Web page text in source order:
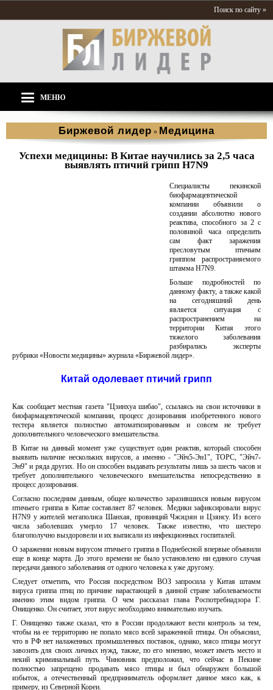
Поиск по сайту »
МЕНЮ
Биржевой лидер » Медицина
Успехи медицины: В Китае научились за 2,5 часа
выявлять птичий грипп H7N9
Специалисты пекинской
биофармацевтической
компании объявили о
создании абсолютно нового
реактива, способного за 2 с
половиной часа определить
сам факт заражения
пресловутым птичьим
гриппом распространяемого
штамма H7N9.
Больше подробностей по
данному факту, а также какой
на сегодняшний день
является ситуация с
распространением на
территории Китая этого
тяжелого заболевания
разбирались эксперты
рубрики «Новости медицины» журнала «Биржевой лидер».
Китай одолевает птичий грипп
Как сообщает местная газета "Цзинхуа шибао", ссылаясь на свои источники в
биофармацевтической компании, процесс дозирования изобретенного нового
тестера является полностью автоматизированным и совсем не требует
дополнительного человеческого вмешательства.
В Китае на данный момент уже существует один реактив, который способен
выявить наличие нескольких вирусов, а именно - "Эйч5-Эн1", ТОРС, "Эйч7-
Эн9" и ряда других. Но он способен выдавать результаты лишь за шесть часов и
требует дополнительного человеческого вмешательства непосредственно в
процесс дозирования.
Согласно последним данным, общее количество заразившихся новым вирусом
птичьего гриппа в Китае составляет 87 человек. Медики зафиксировали вирус
H7N9 у жителей мегаполиса Шанхая, провинций Чжэцзян и Цзянсу. Из всего
числа заболевших умерло 17 человек. Также известно, что шестеро
благополучно выздоровели и их выписали из инфекционных госпиталей.
О заражении новым вирусом птичьего гриппа в Поднебесной впервые объявили
еще в конце марта. До этого времени не было установлено ни единого случая
передачи данного заболевания от одного человека к уже другому.
Следует отметить, что Россия посредством ВОЗ запросила у Китая штамм
вируса гриппа птиц по причине нарастающей в данной стране заболеваемости
именно этим видом гриппа. О чем рассказал глава Роспотребнадзора Г.
Онищенко. Он считает, этот вирус необходимо внимательно изучать.
Г. Онищенко также сказал, что в России продолжают вести контроль за тем,
чтобы на ее территорию не попало мясо всей зараженной птицы. Он объяснил,
что в РФ нет налаженных промышленных поставок, однако, мясо птицы могут
завозить для своих личных нужд, также, по его мнению, может иметь место и
некий криминальный путь. Чиновник предположил, что сейчас в Пекине
полностью запрещено продавать мясо птицы и был обнаружен большой
избыток, а отечественный предприниматель оформляет данное мясо как, к
примеру, из Северной Кореи.